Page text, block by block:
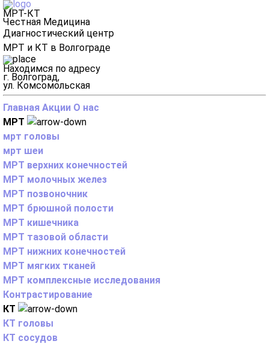
МРТ-КТ
Честная Медицина
Диагностический центр
МРТ и КТ в Волгограде
Находимся по адресу
г. Волгоград,
ул. Комсомольская
Главная Акции О нас
МРТ
мрт головы
мрт шеи
МРТ верхних конечностей
МРТ молочных желез
МРТ позвоночник
МРТ брюшной полости
МРТ кишечника
МРТ тазовой области
МРТ нижних конечностей
МРТ мягких тканей
МРТ комплексные исследования
Контрастирование
КТ
КТ головы
КТ сосудов